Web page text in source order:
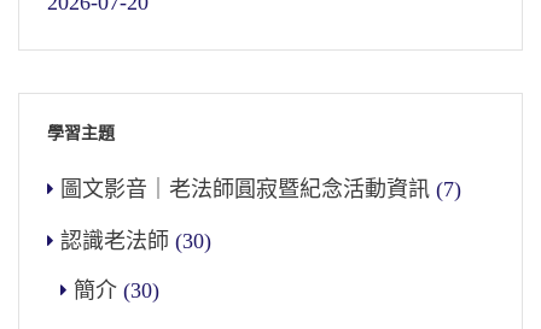
學習主題
圖文影音｜老法師圓寂暨紀念活動資訊 (7)
認識老法師 (30)
簡介 (30)